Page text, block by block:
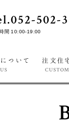
502-
間 10:00-19:00
ついて
注文住
CUSTOM